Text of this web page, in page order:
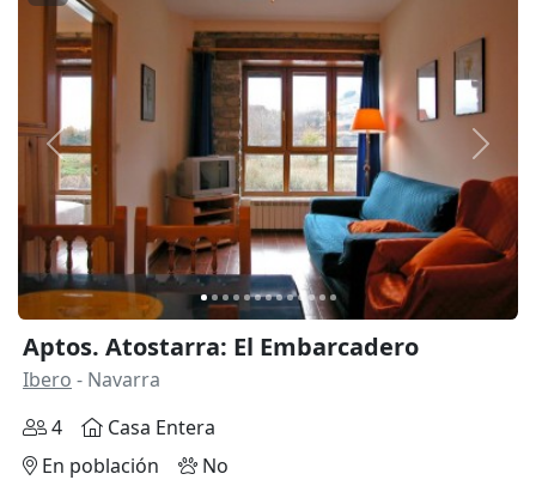
Anterior
Aptos. Atostarra: El Embarcadero
Ibero - Navarra
4
Casa Entera
En población
No